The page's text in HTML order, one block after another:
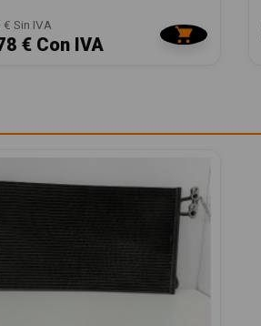
Sin IVA
€ Con IVA